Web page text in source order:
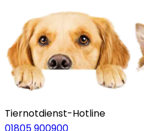
Tiernotdienst-Hotline
01805 900900